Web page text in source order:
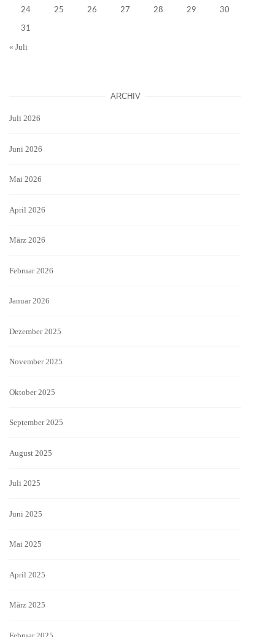
24 25 26 27 28 29 30
31
« Juli
ARCHIV
Juli 2026
Juni 2026
Mai 2026
April 2026
März 2026
Februar 2026
Januar 2026
Dezember 2025
November 2025
Oktober 2025
September 2025
August 2025
Juli 2025
Juni 2025
Mai 2025
April 2025
März 2025